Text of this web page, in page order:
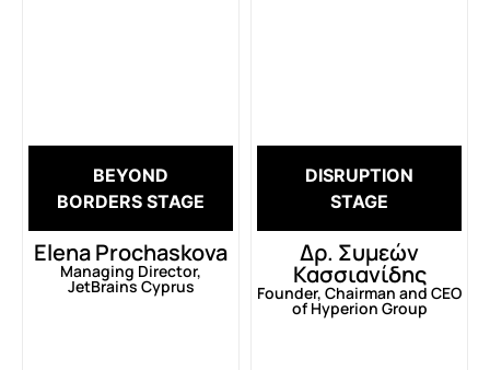
BEYOND
BORDERS STAGE
Elena Prochaskova
Managing Director,
JetBrains Cyprus
DISRUPTION
STAGE
Δρ. Συμεών
Κασσιανίδης
Founder, Chairman and CEO
of Hyperion Group